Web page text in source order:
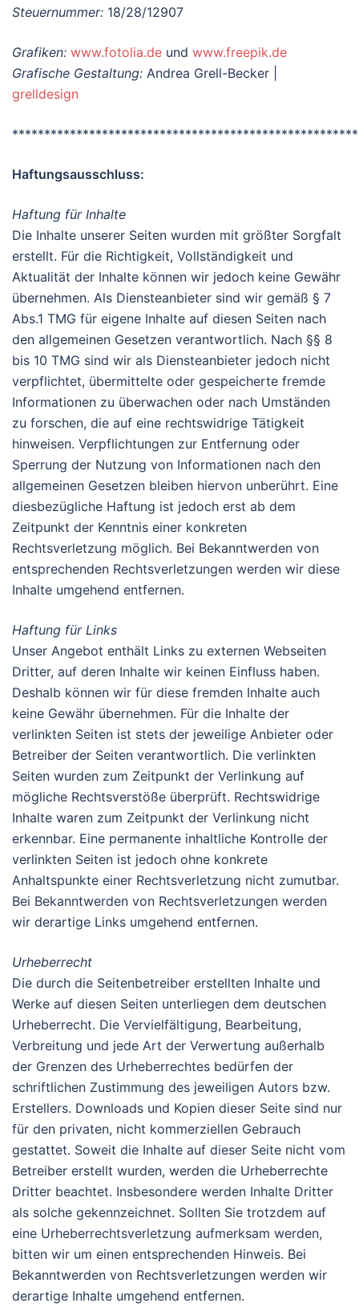
Steuernummer: 18/28/12907
Grafiken: www.fotolia.de und www.freepik.de
Grafische Gestaltung: Andrea Grell-Becker |
grelldesign
Haftungsausschluss:
Haftung für Inhalte
Die Inhalte unserer Seiten wurden mit größter Sorgfalt
erstellt. Für die Richtigkeit, Vollständigkeit und
Aktualität der Inhalte können wir jedoch keine Gewähr
übernehmen. Als Diensteanbieter sind wir gemäß § 7
Abs.1 TMG für eigene Inhalte auf diesen Seiten nach
den allgemeinen Gesetzen verantwortlich. Nach §§ 8
bis 10 TMG sind wir als Diensteanbieter jedoch nicht
verpflichtet, übermittelte oder gespeicherte fremde
Informationen zu überwachen oder nach Umständen
zu forschen, die auf eine rechtswidrige Tätigkeit
hinweisen. Verpflichtungen zur Entfernung oder
Sperrung der Nutzung von Informationen nach den
allgemeinen Gesetzen bleiben hiervon unberührt. Eine
diesbezügliche Haftung ist jedoch erst ab dem
Zeitpunkt der Kenntnis einer konkreten
Rechtsverletzung möglich. Bei Bekanntwerden von
entsprechenden Rechtsverletzungen werden wir diese
Inhalte umgehend entfernen.
Haftung für Links
Unser Angebot enthält Links zu externen Webseiten
Dritter, auf deren Inhalte wir keinen Einfluss haben.
Deshalb können wir für diese fremden Inhalte auch
keine Gewähr übernehmen. Für die Inhalte der
verlinkten Seiten ist stets der jeweilige Anbieter oder
Betreiber der Seiten verantwortlich. Die verlinkten
Seiten wurden zum Zeitpunkt der Verlinkung auf
mögliche Rechtsverstöße überprüft. Rechtswidrige
Inhalte waren zum Zeitpunkt der Verlinkung nicht
erkennbar. Eine permanente inhaltliche Kontrolle der
verlinkten Seiten ist jedoch ohne konkrete
Anhaltspunkte einer Rechtsverletzung nicht zumutbar.
Bei Bekanntwerden von Rechtsverletzungen werden
wir derartige Links umgehend entfernen.
Urheberrecht
Die durch die Seitenbetreiber erstellten Inhalte und
Werke auf diesen Seiten unterliegen dem deutschen
Urheberrecht. Die Vervielfältigung, Bearbeitung,
Verbreitung und jede Art der Verwertung außerhalb
der Grenzen des Urheberrechtes bedürfen der
schriftlichen Zustimmung des jeweiligen Autors bzw.
Erstellers. Downloads und Kopien dieser Seite sind nur
für den privaten, nicht kommerziellen Gebrauch
gestattet. Soweit die Inhalte auf dieser Seite nicht vom
Betreiber erstellt wurden, werden die Urheberrechte
Dritter beachtet. Insbesondere werden Inhalte Dritter
als solche gekennzeichnet. Sollten Sie trotzdem auf
eine Urheberrechtsverletzung aufmerksam werden,
bitten wir um einen entsprechenden Hinweis. Bei
Bekanntwerden von Rechtsverletzungen werden wir
derartige Inhalte umgehend entfernen.